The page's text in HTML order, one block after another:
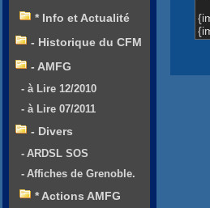
* Info et Actualité
- Historique du CFM
- AMFG
- à Lire 12/2010
- à Lire 07/2011
- Divers
- ARDSL SOS
- Affiches de Grenoble.
* Actions AMFG